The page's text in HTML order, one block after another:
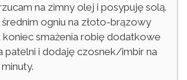
na zimny olej i posypuję solą.
średnim ogniu na złoto-brązowy
koniec smażenia robię dodatkowe
patelni i dodaję czosnek/imbir na